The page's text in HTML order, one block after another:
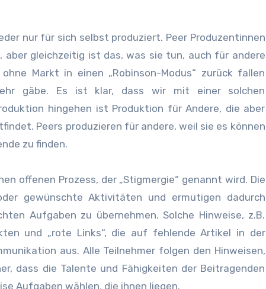
nur für sich selbst produziert. Peer Produzentinnen
gleichzeitig ist das, was sie tun, auch für andere
Markt in einen „Robinson-Modus“ zurück fallen
gäbe. Es ist klar, dass wir mit einer solchen
hingehen ist Produktion für Andere, die aber
Peers produzieren für andere, weil sie es können
zu finden.
offenen Prozess, der „Stigmergie“ genannt wird. Die
gewünschte Aktivitäten und ermutigen dadurch
Aufgaben zu übernehmen. Solche Hinweise, z.B.
und „rote Links“, die auf fehlende Artikel in der
aus. Alle Teilnehmer folgen den Hinweisen,
dass die Talente und Fähigkeiten der Beitragenden
Aufgaben wählen, die ihnen liegen.